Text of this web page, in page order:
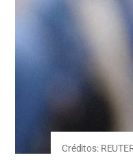
Créditos: